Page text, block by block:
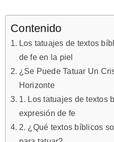
Contenido
Los tatuajes de textos
de fe en la piel
¿Se Puede Tatuar Un
Horizonte
1. Los tatuajes de textos
expresión de fe
2. ¿Qué textos bíblicos